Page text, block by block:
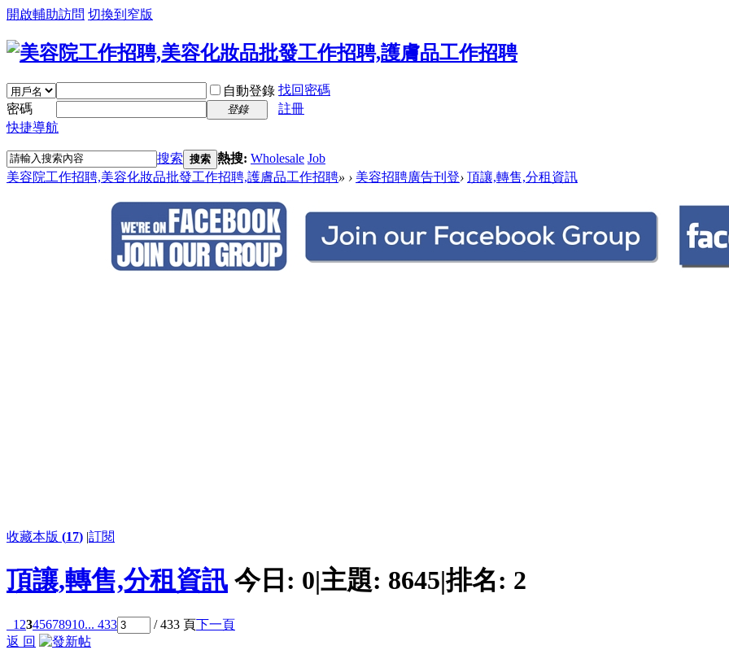
開啟輔助訪問 切換到窄版
自動登錄 找回密碼
密碼
登錄
註冊
快捷導航
搜索 搜索 熱搜: Wholesale Job
美容院工作招聘,美容化妝品批發工作招聘,護膚品工作招聘» › 美容招聘廣告刊登› 頂讓,轉售,分租資訊
收藏本版 (17) |訂閱
頂讓,轉售,分租資訊 今日: 0|主題: 8645|排名: 2
1 2345678910... 433 / 433 頁下一頁
返 回